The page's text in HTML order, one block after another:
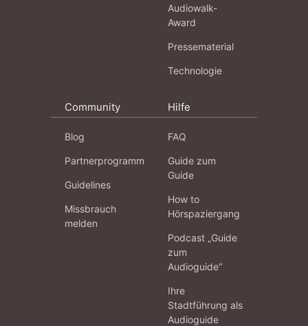
Audiowalk-
Award
Pressematerial
Technologie
Community
Blog
Partnerprogramm
Guidelines
Missbrauch
melden
Hilfe
FAQ
Guide zum
Guide
How to
Hörspaziergang
Podcast „Guide
zum
Audioguide“
Ihre
Stadtführung als
Audioguide